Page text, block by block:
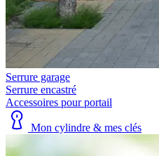
Serrure garage
Serrure encastré
Accessoires pour portail
Mon cylindre & mes clés